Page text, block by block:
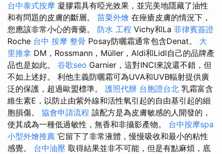
台中泰式按摩 凝膠霜具有啞光效果，並完美地隱藏了油性
和有問題的皮膚的斷層。 苗栗外燴 在痤瘡皮膚的情況下，
您應該非常小心的膏藥。 防水 工程 Vichy和La 菲律賓簽證
Roche 台中 按摩 整骨 Posay防曬霜通常包含Denat。 大
里推拿 DM，Rossmann，Müller，Aldi和Lidl自己的品牌產
品也是如此。 谷歌seo Garnier，這對INCI來說還不錯，但
不如上述好。 利他主義防曬霜可為UVA和UVB輻射提供廣
泛的保護，超過歐盟標準。 護照代辦 台胞證台北 乳霜富含
維生素E，以防止由紫外線和活性氧引起的自由基引起的細
胞損傷。 協會申請流程 該配方是為皮膚敏感的人開發的，
使其成為一種低過敏性，無香和非攝影產物。 台中按摩spa
小型外燴推薦 它留下了非常液體，慢慢吸收和最小的粘性
感覺。 台中油壓 取得結果並非不可能，但是有點麻煩，底